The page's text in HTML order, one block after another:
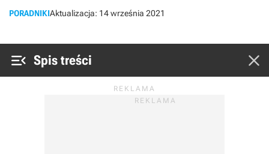
PORADNIKIAktualizacja: 14 września 2021
 Spis treści 